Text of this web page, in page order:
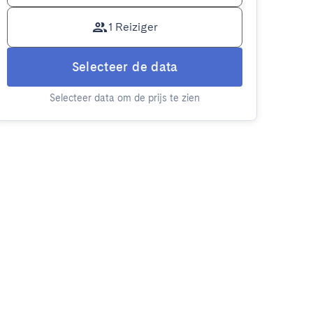
1 Reiziger
Selecteer de data
Selecteer data om de prijs te zien